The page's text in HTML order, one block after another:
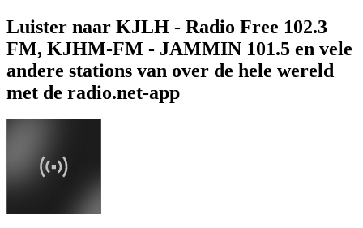
Luister naar KJLH - Radio Free 102.3
FM, KJHM-FM - JAMMIN 101.5 en vele
andere stations van over de hele wereld
met de radio.net-app